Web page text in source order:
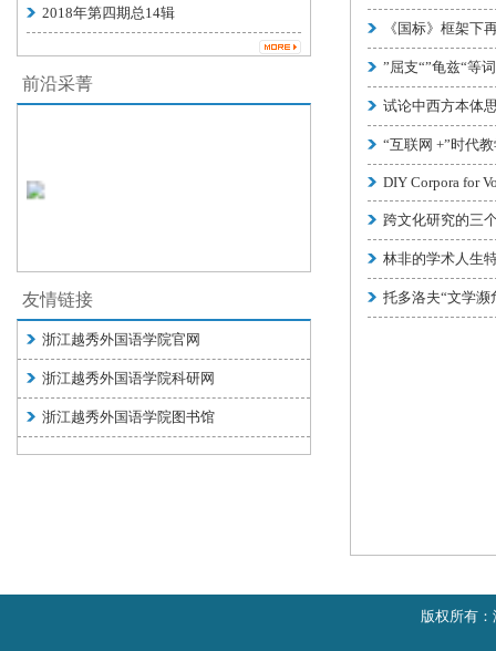
2018年第四期总14辑
前沿采菁
友情链接
浙江越秀外国语学院官网
浙江越秀外国语学院科研网
浙江越秀外国语学院图书馆
《国标》框架下
”屈支“”龟兹“等
试论中西方本体
“互联网 +”时代
DIY Corpora for
跨文化研究的三
林非的学术人生
托多洛夫“文学濒
版权所有